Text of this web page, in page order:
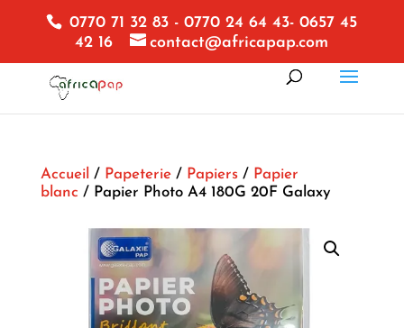
0770 71 32 83 - 0770 24 64 43- 0657 45
42 16
contact@africapap.com
Accueil / Papeterie/ Papiers/ Papier
blanc / Papier Photo A4 180G 20F Galaxy